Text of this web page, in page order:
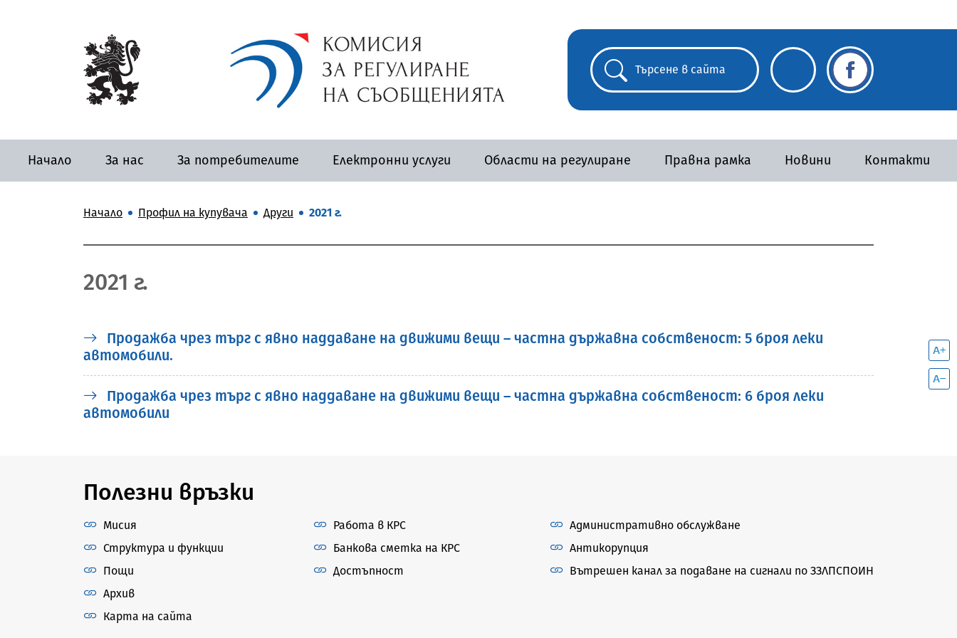
Начало За нас За потребителите Електронни услуги Области на регулиране Правна рамка Новини Контакти
Начало Профил на купувача Други 2021 г.
2021 г.
Продажба чрез търг с явно наддаване на движими вещи – частна държавна собственост: 5 броя леки
автомобили.
Продажба чрез търг с явно наддаване на движими вещи – частна държавна собственост: 6 броя леки
автомобили
Полезни връзки
Мисия
Структура и функции
Пощи
Архив
Карта на сайта
Работа в КРС
Банкова сметка на КРС
Достъпност
Административно обслужване
Антикорупция
Вътрешен канал за подаване на сигнали по ЗЗЛПСПОИН